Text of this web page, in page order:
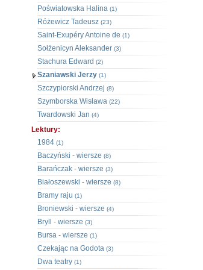
Poświatowska Halina (1)
Różewicz Tadeusz (23)
Saint-Exupéry Antoine de (1)
Sołżenicyn Aleksander (3)
Stachura Edward (2)
Szaniawski Jerzy (1)
Szczypiorski Andrzej (8)
Szymborska Wisława (22)
Twardowski Jan (4)
Lektury:
1984 (1)
Baczyński - wiersze (8)
Barańczak - wiersze (3)
Białoszewski - wiersze (8)
Bramy raju (1)
Broniewski - wiersze (4)
Bryll - wiersze (3)
Bursa - wiersze (1)
Czekając na Godota (3)
Dwa teatry (1)